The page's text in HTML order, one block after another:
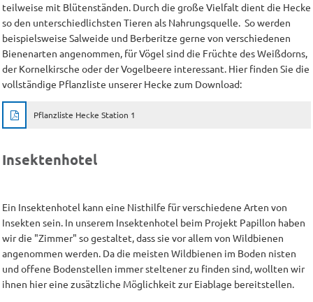
teilweise mit Blütenständen. Durch die große Vielfalt dient die Hecke
so den unterschiedlichsten Tieren als Nahrungsquelle. So werden
beispielsweise Salweide und Berberitze gerne von verschiedenen
Bienenarten angenommen, für Vögel sind die Früchte des Weißdorns,
der Kornelkirsche oder der Vogelbeere interessant. Hier finden Sie die
vollständige Pflanzliste unserer Hecke zum Download:
Pflanzliste Hecke Station 1
Insektenhotel
Ein Insektenhotel kann eine Nisthilfe für verschiedene Arten von
Insekten sein. In unserem Insektenhotel beim Projekt Papillon haben
wir die "Zimmer" so gestaltet, dass sie vor allem von Wildbienen
angenommen werden. Da die meisten Wildbienen im Boden nisten
und offene Bodenstellen immer steltener zu finden sind, wollten wir
ihnen hier eine zusätzliche Möglichkeit zur Eiablage bereitstellen.